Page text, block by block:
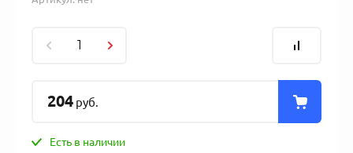
204 руб.
Есть в наличии